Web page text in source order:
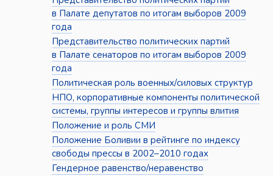
в Палате депутатов по итогам выборов 2009
года
Представительство политических партий
в Палате сенаторов по итогам выборов 2009
года
Политическая роль военных/силовых структур
НПО, корпоративные компоненты политической
системы, группы интересов и группы влития
Положение и роль СМИ
Положение Боливии в рейтинге по индексу
свободы прессы в 2002–2010 годах
Гендерное равенство/неравенство